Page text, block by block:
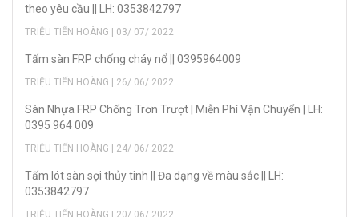
theo yêu cầu || LH: 0353842797
TRIỆU TIẾN HOÀNG | 03/ 07/ 2022
Tấm sàn FRP chống cháy nổ || 0395964009
TRIỆU TIẾN HOÀNG | 26/ 06/ 2022
Sàn Nhựa FRP Chống Trơn Trượt | Miễn Phí Vận Chuyển | LH:
0395 964 009
TRIỆU TIẾN HOÀNG | 24/ 06/ 2022
Tấm lót sàn sợi thủy tinh || Đa dạng về màu sắc || LH:
0353842797
TRIỆU TIẾN HOÀNG | 20/ 06/ 2022